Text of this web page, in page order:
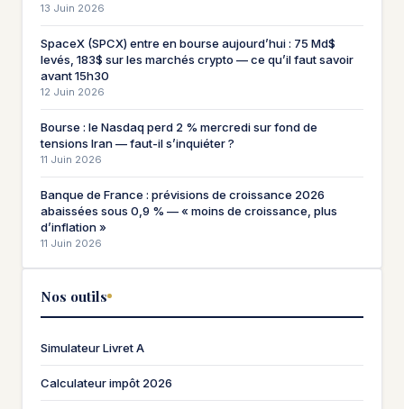
13 Juin 2026
SpaceX (SPCX) entre en bourse aujourd’hui : 75 Md$
levés, 183$ sur les marchés crypto — ce qu’il faut savoir
avant 15h30
12 Juin 2026
Bourse : le Nasdaq perd 2 % mercredi sur fond de
tensions Iran — faut-il s’inquiéter ?
11 Juin 2026
Banque de France : prévisions de croissance 2026
abaissées sous 0,9 % — « moins de croissance, plus
d’inflation »
11 Juin 2026
Nos outils
Simulateur Livret A
Calculateur impôt 2026